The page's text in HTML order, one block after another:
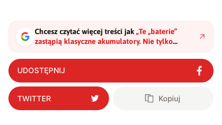
Chcesz czytać więcej treści jak „Te „baterie”
zastąpią klasyczne akumulatory. Nie tylko
przebijają konkurencję ceną, ale i mocą"?
UDOSTĘPNIJ
TWITTER Kopiuj